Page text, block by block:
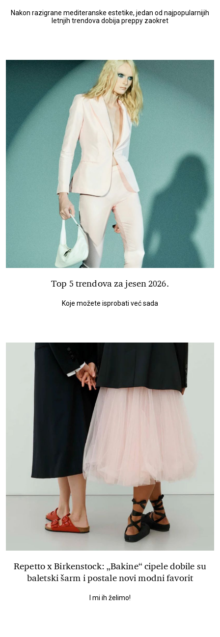
Nakon razigrane mediteranske estetike, jedan od najpopularnijih
letnjih trendova dobija preppy zaokret
Top 5 trendova za jesen 2026.
Koje možete isprobati već sada
Repetto x Birkenstock: „Bakine“ cipele dobile su
baletski šarm i postale novi modni favorit
I mi ih želimo!